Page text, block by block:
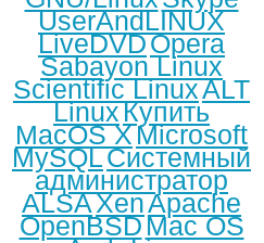
UserAndLINUX
LiveDVDOpera
Sabayon Linux
Scientific LinuxALT
LinuxКупить
MacOS XMicrosoft
MySQLСистемный
администратор
ALSAXenApache
OpenBSD Mac OS